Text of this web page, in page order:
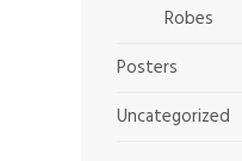
Robes
Posters
Uncategorized